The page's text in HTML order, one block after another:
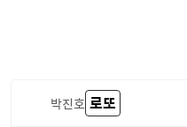
박진호 로또